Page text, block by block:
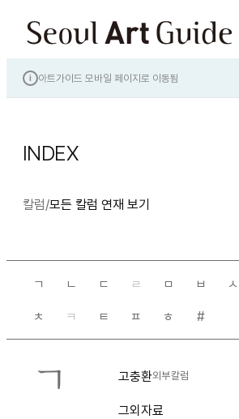
i 아트가이드 모바일 페이지로 이동됨
INDEX
칼럼/모든 칼럼 연재 보기
ㄱ ㄴ ㄷ ㄹ ㅁ ㅂ ㅅ
ㅊ ㅋ ㅌ ㅍ ㅎ #
ㄱ 고충환외부칼럼
그외자료